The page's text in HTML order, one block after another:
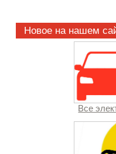
Новое на нашем
Все